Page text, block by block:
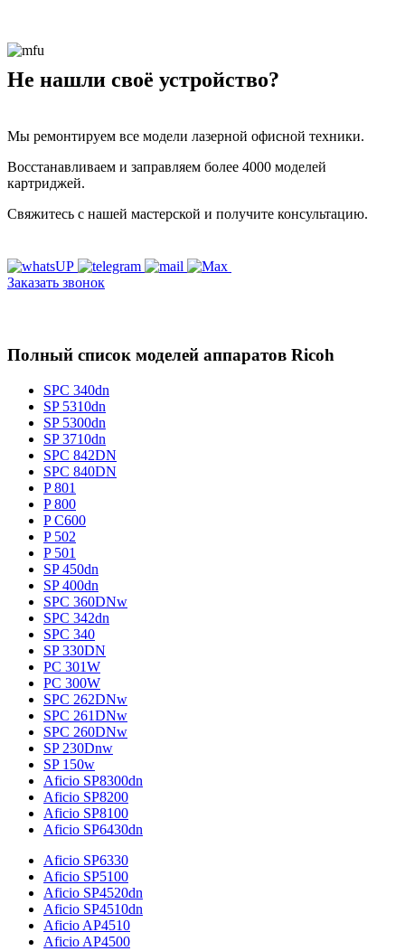
Не нашли своё устройство?
Мы ремонтируем все модели лазерной офисной техники.
Восстанавливаем и заправляем более 4000 моделей
картриджей.
Свяжитесь с нашей мастерской и получите консультацию.
Заказать звонок
Полный список моделей аппаратов Ricoh
SPC 340dn
SP 5310dn
SP 5300dn
SP 3710dn
SPC 842DN
SPC 840DN
P 801
P 800
P C600
P 502
P 501
SP 450dn
SP 400dn
SPC 360DNw
SPC 342dn
SPC 340
SP 330DN
PC 301W
PC 300W
SPC 262DNw
SPC 261DNw
SPC 260DNw
SP 230Dnw
SP 150w
Aficio SP8300dn
Aficio SP8200
Aficio SP8100
Aficio SP6430dn
Aficio SP6330
Aficio SP5100
Aficio SP4520dn
Aficio SP4510dn
Aficio AP4510
Aficio AP4500